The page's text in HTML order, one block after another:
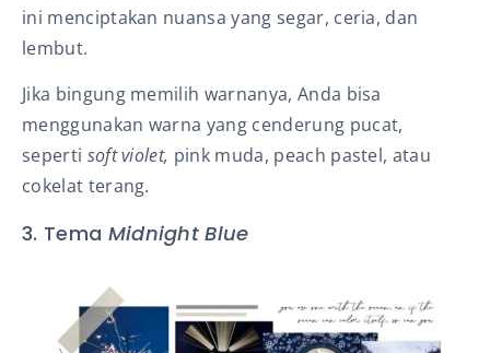
ini menciptakan nuansa yang segar, ceria, dan
lembut.
Jika bingung memilih warnanya, Anda bisa
menggunakan warna yang cenderung pucat,
seperti soft violet, pink muda, peach pastel, atau
cokelat terang.
3. Tema Midnight Blue